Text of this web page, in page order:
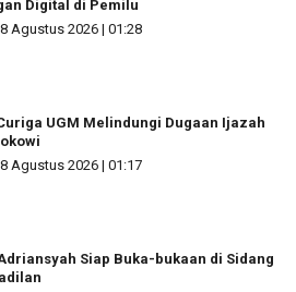
Digital di Pemilu
Agustus 2026 | 01:28
UGM Melindungi Dugaan Ijazah
Agustus 2026 | 01:17
Siap Buka-bukaan di Sidang